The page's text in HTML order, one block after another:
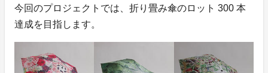
今回のプロジェクトでは、折り畳み傘のロット 300 本
達成を目指します。